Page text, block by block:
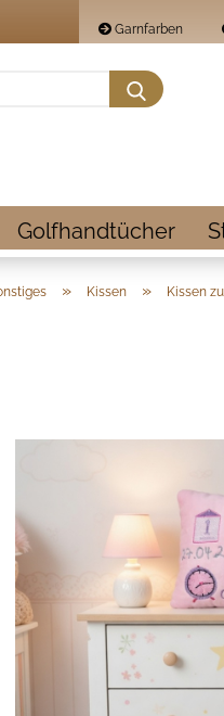
Garnfarben
Suche...
Golfhandtücher
» Kissen » Kissen